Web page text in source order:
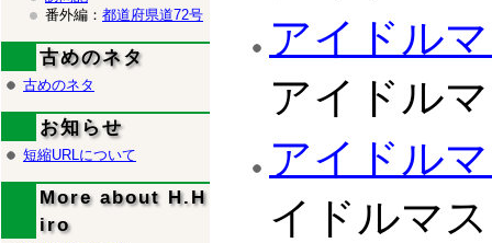
アイドル
アイドル
アイドル
イドルマ
番外編： 都道府県道72号
古めのネタ
古めのネタ
お知らせ
短縮URLについて
More about H.H
iro